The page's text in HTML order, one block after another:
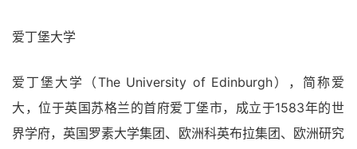
爱丁堡大学
爱丁堡大学（The University of Edinburgh），简称爱
大，位于英国苏格兰的首府爱丁堡市，成立于1583年的世
界学府，英国罗素大学集团、欧洲科英布拉集团、欧洲研究